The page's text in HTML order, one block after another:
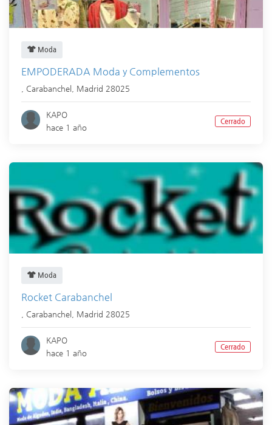
Moda
EMPODERADA Moda y Complementos
Carabanchel Madrid 28025
KAPO
hace 1 año
Cerrado
Moda
Rocket Carabanchel
Carabanchel Madrid 28025
KAPO
hace 1 año
Cerrado